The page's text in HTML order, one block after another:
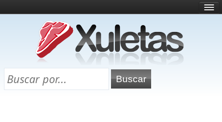
¿Qué es esto?
Directorio
Chuletas para exámenes